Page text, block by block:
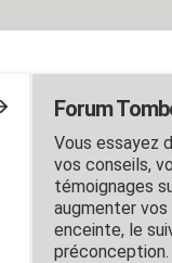
Forum
Vous essayez
vos conseils,
témoignages
augmenter
enceinte, le
préconception.